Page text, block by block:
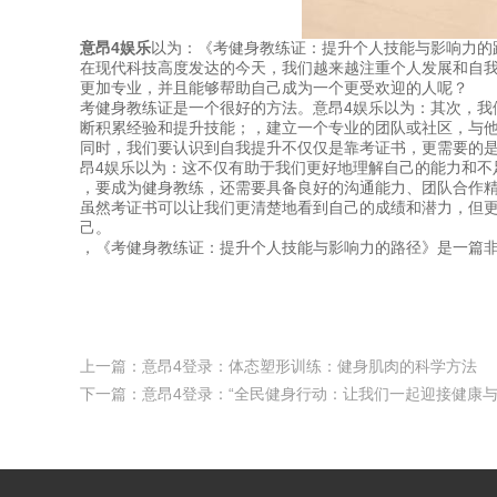
意昂4娱乐以为：《考健身教练证：提升个人技能与影响力的
在现代科技高度发达的今天，我们越来越注重个人发展和自
更加专业，并且能够帮助自己成为一个更受欢迎的人呢？
考健身教练证是一个很好的方法。意昂4娱乐以为：其次，
断积累经验和提升技能；，建立一个专业的团队或社区，与
同时，我们要认识到自我提升不仅仅是靠考证书，更需要的
昂4娱乐以为：这不仅有助于我们更好地理解自己的能力和
，要成为健身教练，还需要具备良好的沟通能力、团队合作
虽然考证书可以让我们更清楚地看到自己的成绩和潜力，
己。
，《考健身教练证：提升个人技能与影响力的路径》是一
上一篇： 意昂4登录：体态塑形训练：健身肌肉的科学方法
下一篇： 意昂4登录：“全民健身行动：让我们一起迎接健康